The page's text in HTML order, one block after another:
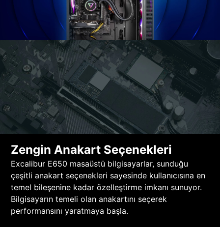
Zengin Anakart Seçenekleri
Excalibur E650 masaüstü bilgisayarlar, sunduğu
çeşitli anakart seçenekleri sayesinde kullanıcısına en
temel bileşenine kadar özelleştirme imkanı sunuyor.
Bilgisayarın temeli olan anakartını seçerek
performansını yaratmaya başla.